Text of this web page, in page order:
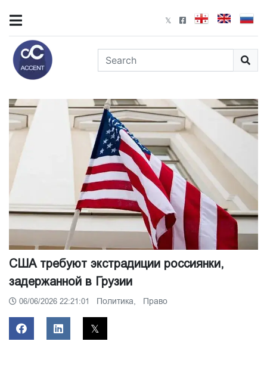
США требуют экстрадиции россиянки,
задержанной в Грузии
06/06/2026 22:21:01 Политика, Право